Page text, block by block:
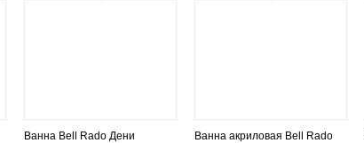
Ванна Bell Rado Дени
Ванна акриловая Bell Rado